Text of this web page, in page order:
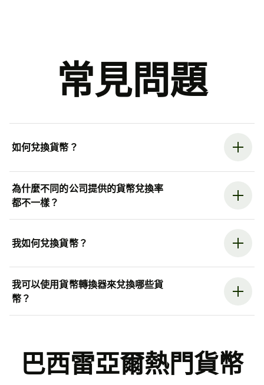
常見問題
如何兌換貨幣？
為什麼不同的公司提供的貨幣兌換率
都不一樣？
我如何兌換貨幣？
我可以使用貨幣轉換器來兌換哪些貨
幣？
巴西雷亞爾熱門貨幣